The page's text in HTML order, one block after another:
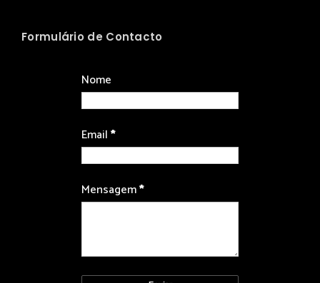
Formulário de Contacto
Nome
Email*
Mensagem*